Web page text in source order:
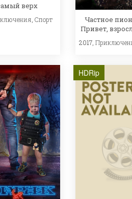
верх
Спорт
Частное
Привет,
2017,
HDRip